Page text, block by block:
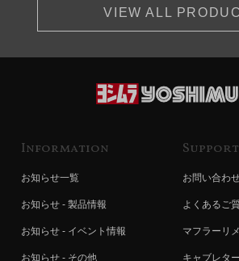
VIEW ALL
Information
お知らせ一覧
お知らせ - 製品情報
お知らせ - イベント情報
お知らせ - その他
Support
お問い合わ
よくあるご
マフラーリ
キャブレタ